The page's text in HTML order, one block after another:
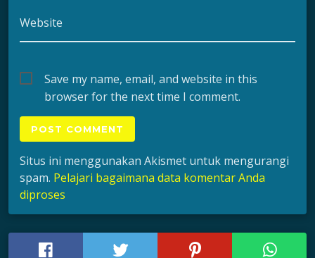
Website
Save my name, email, and website in this
browser for the next time I comment.
Situs ini menggunakan Akismet untuk mengurangi
spam. Pelajari bagaimana data komentar Anda
diproses